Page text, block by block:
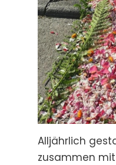
Alljährlich
zusammen